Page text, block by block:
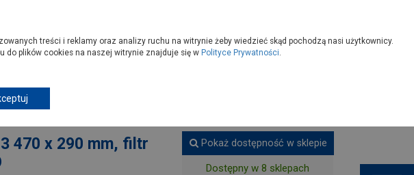
470 x 290 mm, filtr
Pokaż dostępność w sklepie
Dostępny w 8 sklepach
treści i reklamy oraz analizy ruchu na witrynie żeby wiedzieć skąd pochodzą nasi użytkownicy.
do plików cookies na naszej witrynie znajduje się w Polityce Prywatności.